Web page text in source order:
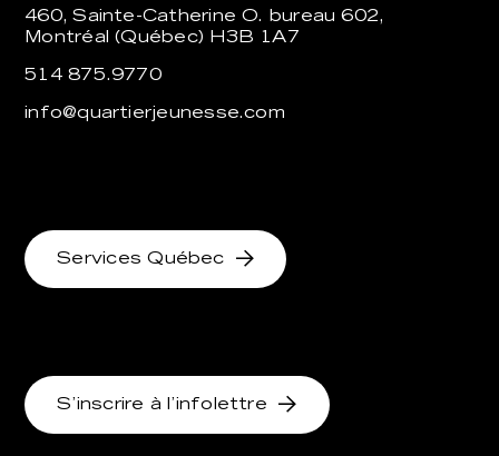
460, Sainte-Catherine O. bureau 602,
Montréal (Québec) H3B 1A7
514 875.9770
info@quartierjeunesse.com
Services Québec
S’inscrire à l’infolettre